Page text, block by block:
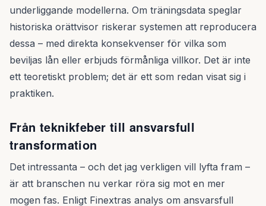
underliggande modellerna. Om träningsdata speglar
historiska orättvisor riskerar systemen att reproducera
dessa – med direkta konsekvenser för vilka som
beviljas lån eller erbjuds förmånliga villkor. Det är inte
ett teoretiskt problem; det är ett som redan visat sig i
praktiken.
Från teknikfeber till ansvarsfull
transformation
Det intressanta – och det jag verkligen vill lyfta fram –
är att branschen nu verkar röra sig mot en mer
mogen fas. Enligt Finextras analys om ansvarsfull